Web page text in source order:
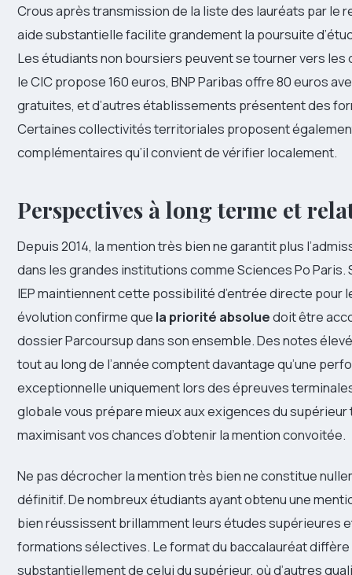
Crous après transmission de la liste des lauréats par le
aide substantielle facilite grandement la poursuite
Les étudiants non boursiers peuvent se tourner vers les
le CIC propose 160 euros, BNP Paribas offre 80 euros
gratuites, et d’autres établissements présentent des
Certaines collectivités territoriales proposent
complémentaires qu’il convient de vérifier localement.
Perspectives à long terme et
Depuis 2014, la mention très bien ne garantit plus
dans les grandes institutions comme Sciences Po Paris.
IEP maintiennent cette possibilité d’entrée directe pour
évolution confirme que la priorité absoluedoit être
dossier Parcoursup dans son ensemble. Des notes
tout au long de l’année comptent davantage qu’une
exceptionnelle uniquement lors des épreuves
globale vous prépare mieux aux exigences du supérieur
maximisant vos chances d’obtenir la mention convoitée.
Ne pas décrocher la mention très bien ne constitue
définitif. De nombreux étudiants ayant obtenu une
bien réussissent brillamment leurs études supérieures
formations sélectives. Le format du baccalauréat diffère
substantiellement de celui du supérieur, où d’autres